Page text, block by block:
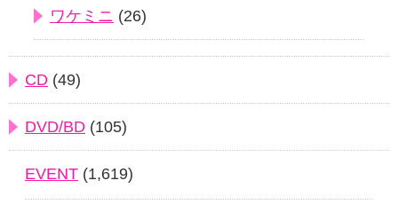
ワケミニ (26)
CD (49)
DVD/BD (105)
EVENT (1,619)